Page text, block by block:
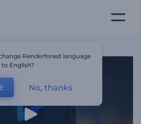
Renderforest language
to English?
No, thanks